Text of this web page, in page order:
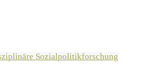
Sozialpolitikforschung